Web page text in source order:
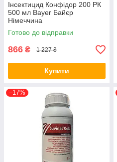
Інсектицид Конфідор 200 РК
500 мл Bayer Байєр
Німеччина
Готово до відправки
866 ₴ 1 227 ₴
Купити
–17%